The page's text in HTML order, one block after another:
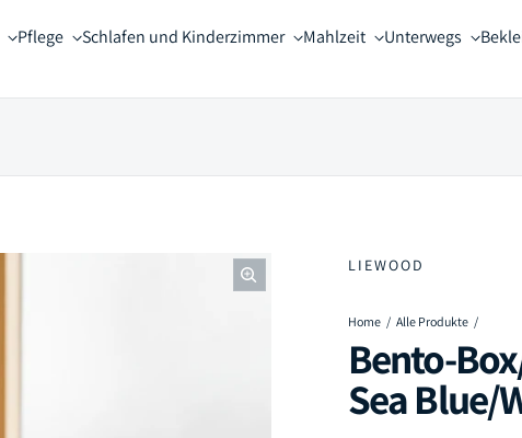
Pflege Schlafen und Kinderzimmer Mahlzeit Unterwegs
LIEWOOD
Home Alle Produkte
Bento-
Sea Blue/